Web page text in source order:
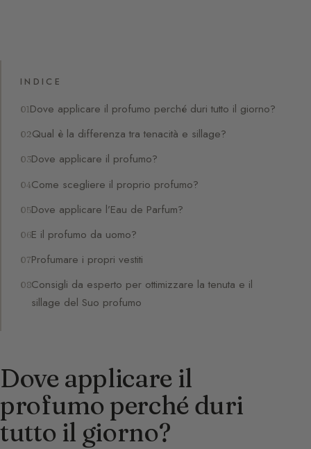
INDICE
Dove applicare il profumo perché duri tutto il giorno?
Qual è la differenza tra tenacità e sillage?
Dove applicare il profumo?
Come scegliere il proprio profumo?
Dove applicare l’Eau de Parfum?
E il profumo da uomo?
Profumare i propri vestiti
Consigli da esperto per ottimizzare la tenuta e il
sillage del Suo profumo
Dove applicare il
profumo perché duri
tutto il giorno?